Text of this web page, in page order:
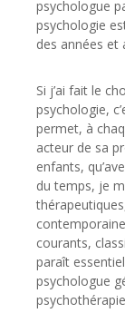
psychologue
psychologie
des années et
Si j’ai fait le
psychologie,
permet, à
acteur de sa
enfants,
du temps, je
courants,
paraît
psychologue